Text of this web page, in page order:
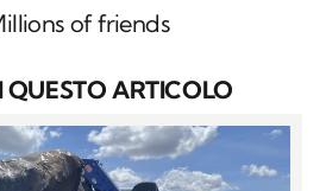
of friends
QUESTO ARTICOLO